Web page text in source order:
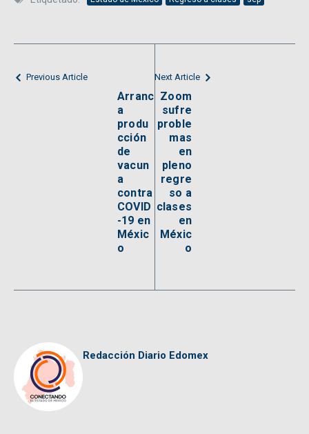
Previous Article
Arranc
a
produ
cción
de
vacun
a
contra
COVID
-19 en
Méxic
o
Next Article
Zoom
sufre
proble
mas
en
pleno
regre
so a
clases
en
Méxic
o
Redacción Diario Edomex